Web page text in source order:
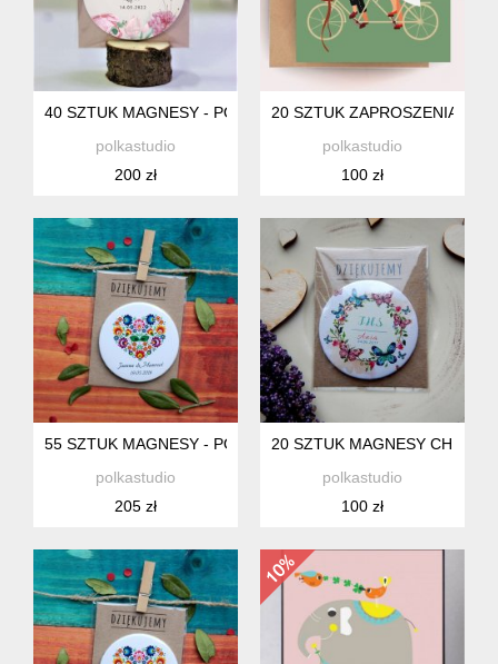
40 SZTUK MAGNESY - PODZIĘKOWANIA DLA GOSCI -Z
polkastudio
200 zł
20 SZTUK ZAPROSZENIA
polkastudio
100 zł
55 SZTUK MAGNESY - PODZIĘKOWANIA DLA GOSCI -SLUB
polkastudio
205 zł
20 SZTUK MAGNESY
polkastudio
100 zł